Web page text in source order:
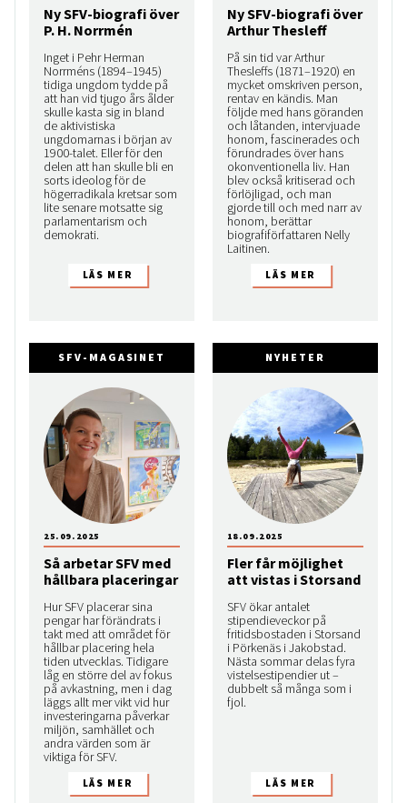
Ny SFV-biografi över
P. H. Norrmén
Inget i Pehr Herman
Norrméns (1894–1945)
tidiga ungdom tydde på
att han vid tjugo års ålder
skulle kasta sig in bland
de aktivistiska
ungdomarnas i början av
1900-talet. Eller för den
delen att han skulle bli en
sorts ideolog för de
högerradikala kretsar som
lite senare motsatte sig
parlamentarism och
demokrati.
Ny SFV-biografi över
Arthur Thesleff
På sin tid var Arthur
Thesleffs (1871–1920) en
mycket omskriven person,
rentav en kändis. Man
följde med hans göranden
och låtanden, intervjuade
honom, fascinerades och
förundrades över hans
okonventionella liv. Han
blev också kritiserad och
förlöjligad, och man
gjorde till och med narr av
honom, berättar
biografiförfattaren Nelly
Laitinen.
SFV-MAGASINET
Så arbetar SFV med
hållbara placeringar
Hur SFV placerar sina
pengar har förändrats i
takt med att området för
hållbar placering hela
tiden utvecklas. Tidigare
låg en större del av fokus
på avkastning, men i dag
läggs allt mer vikt vid hur
investeringarna påverkar
miljön, samhället och
andra värden som är
viktiga för SFV.
25.09.2025
NYHETER
Fler får möjlighet
att vistas i Storsand
SFV ökar antalet
stipendieveckor på
fritidsbostaden i Storsand
i Pörkenäs i Jakobstad.
Nästa sommar delas fyra
vistelsestipendier ut –
dubbelt så många som i
fjol.
18.09.2025